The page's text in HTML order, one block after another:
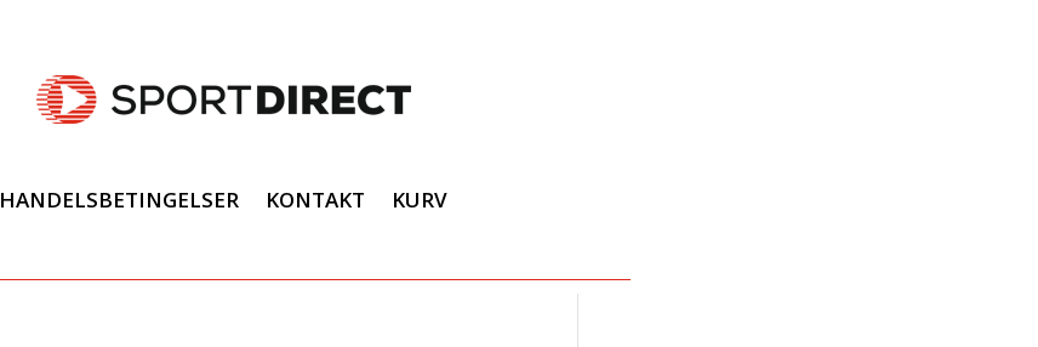
HANDELSBETINGELSER KONTAKT KURV